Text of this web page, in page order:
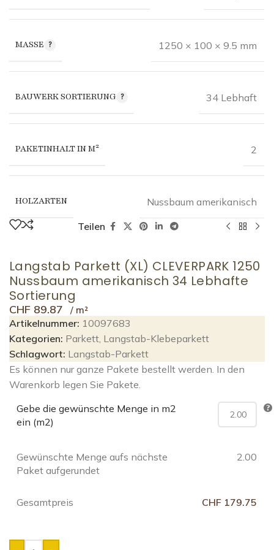
MASSE 1250 × 100 × 9.5 mm
BAUWERK SORTIERUNG 34 Lebhaft
PAKETINHALT IN M² 2
HOLZARTEN Nussbaum amerikanisch
Teilen
Langstab Parkett (XL) CLEVERPARK 1250
Nussbaum amerikanisch 34 Lebhafte
Sortierung
CHF 89.87
Artikelnummer: 10097683
Kategorien: Parkett, Langstab-Klebeparkett
Schlagwort: Langstab-Parkett
Es können nur ganze Pakete bestellt werden. In den
Warenkorb legen Sie Pakete.
Gebe die gewünschte Menge in m2
ein (m2)
Gewünschte Menge aufs nächste
Paket aufgerundet
2.00
Gesamtpreis CHF 179.75